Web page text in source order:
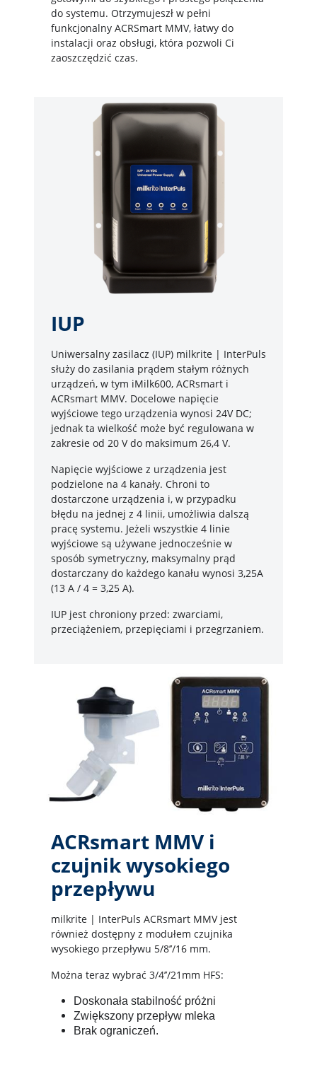
do systemu. Otrzymujeszł w pełni
funkcjonalny ACRSmart MMV, łatwy do
instalacji oraz obsługi, która pozwoli Ci
zaoszczędzić czas.
IUP
Uniwersalny zasilacz (IUP) milkrite | InterPuls
służy do zasilania prądem stałym różnych
urządzeń, w tym iMilk600, ACRsmart i
ACRsmart MMV. Docelowe napięcie
wyjściowe tego urządzenia wynosi 24V DC;
jednak ta wielkość może być regulowana w
zakresie od 20 V do maksimum 26,4 V.
Napięcie wyjściowe z urządzenia jest
podzielone na 4 kanały. Chroni to
dostarczone urządzenia i, w przypadku
błędu na jednej z 4 linii, umożliwia dalszą
pracę systemu. Jeżeli wszystkie 4 linie
wyjściowe są używane jednocześnie w
sposób symetryczny, maksymalny prąd
dostarczany do każdego kanału wynosi 3,25A
(13 A / 4 = 3,25 A).
IUP jest chroniony przed: zwarciami,
przeciążeniem, przepięciami i przegrzaniem.
ACRsmart MMV i
czujnik wysokiego
przepływu
milkrite | InterPuls ACRsmart MMV jest
również dostępny z modułem czujnika
wysokiego przepływu 5/8’’/16 mm.
Można teraz wybrać 3/4’’/21mm HFS:
Doskonała stabilność próżni
Zwiększony przepływ mleka
Brak ograniczeń.